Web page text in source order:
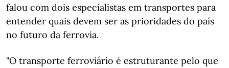
falou com dois especialistas em transportes para
entender quais devem ser as prioridades do país
no futuro da ferrovia.
"O transporte ferroviário é estruturante pelo que